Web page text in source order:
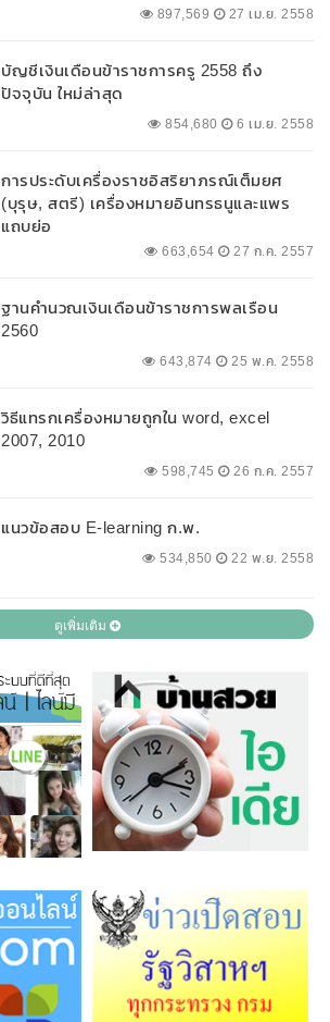
897,569 27 เม.ย. 2558
บัญชีเงินเดือนข้าราชการครู 2558 ถึง
ปัจจุบัน ใหม่ล่าสุด
854,680 6 เม.ย. 2558
การประดับเครื่องราชอิสริยาภรณ์เต็มยศ
(บุรุษ, สตรี) เครื่องหมายอินทรธนูและแพร
แถบย่อ
663,654 27 ก.ค. 2557
ฐานคำนวณเงินเดือนข้าราชการพลเรือน
2560
643,874 25 พ.ค. 2558
วิธีแทรกเครื่องหมายถูกใน word, excel
2007, 2010
598,745 26 ก.ค. 2557
แนวข้อสอบ E-learning ก.พ.
534,850 22 พ.ย. 2558
ดูเพิ่มเติม